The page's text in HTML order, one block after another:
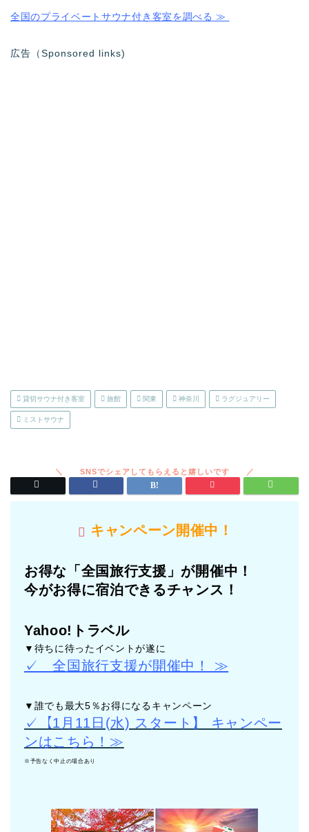
全国のプライベートサウナ付き客室を調べる ≫
広告（Sponsored links)
貸切サウナ付き客室 旅館 関東 神奈川 ラグジュアリー
ミストサウナ
キャンペーン開催中！
お得な「全国旅行支援」が開催中！
今がお得に宿泊できるチャンス！
Yahoo!トラベル
▼待ちに待ったイベントが遂に
✓ 全国旅行支援が開催中！ ≫
▼誰でも最大5％お得になるキャンペーン
✓【1月11日(水) スタート】 キャンペー
ンはこちら！≫
※予告なく中止の場合あり